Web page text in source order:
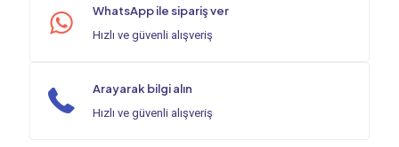
1.713,60₺.
WhatsApp ile sipariş ver
Hızlı ve güvenli alışveriş
Arayarak bilgi alın
Hızlı ve güvenli alışveriş